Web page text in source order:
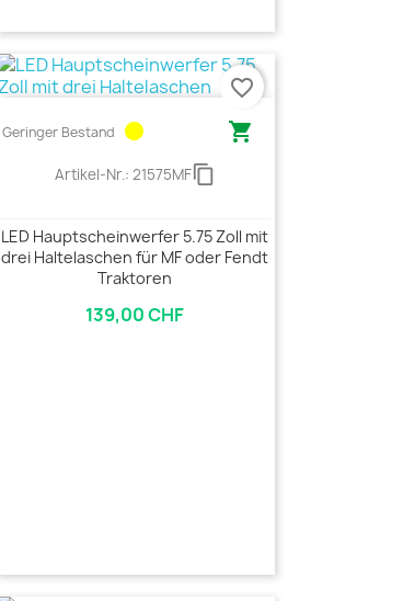
Geringer Bestand circle 
Artikel-Nr.: 21575MFcontent_copy
LED Hauptscheinwerfer 5.75 Zoll mit
drei Haltelaschen für MF oder Fendt
Traktoren
139,00 CHF
favorite_border